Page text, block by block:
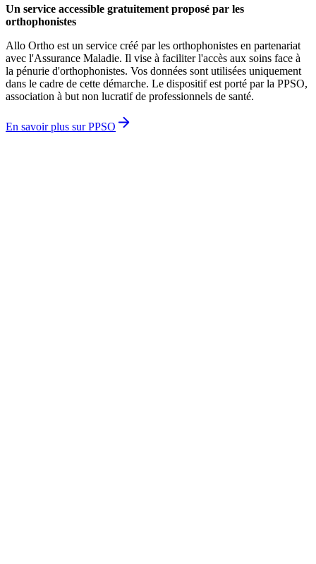
Un service accessible gratuitement proposé par les
orthophonistes
Allo Ortho est un service créé par les orthophonistes en partenariat
avec l'Assurance Maladie. Il vise à faciliter l'accès aux soins face à
la pénurie d'orthophonistes. Vos données sont utilisées uniquement
dans le cadre de cette démarche. Le dispositif est porté par la PPSO,
association à but non lucratif de professionnels de santé.
En savoir plus sur PPSO